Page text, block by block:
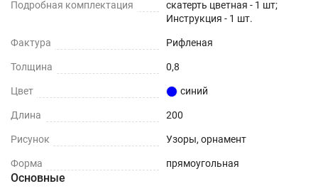
Подробная комплектация
скатерть цветная - 1 шт;
Инструкция - 1 шт.
Фактура Рифленая
Толщина 0,8
Цвет синий
Длина 200
Рисунок Узоры, орнамент
Форма прямоугольная
Основные